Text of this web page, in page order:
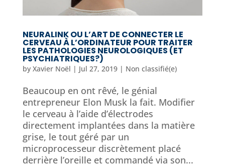
NEURALINK OU L’ART DE CONNECTER LE
CERVEAU À L’ORDINATEUR POUR TRAITER
LES PATHOLOGIES NEUROLOGIQUES (ET
PSYCHIATRIQUES?)
by Xavier Noël | Jul 27, 2019| Non classifié(e)
Beaucoup en ont rêvé, le génial
entrepreneur Elon Musk la fait. Modifier
le cerveau à l’aide d’électrodes
directement implantées dans la matière
grise, le tout géré par un
microprocesseur discrètement placé
derrière l’oreille et commandé via son...